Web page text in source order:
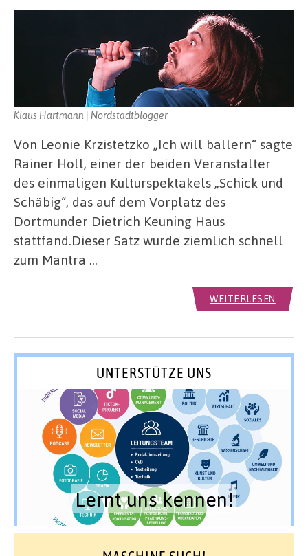
Klaus Hartmann | Nordstadtblogger
Von Leonie Krzistetzko „Ich will ballern“ sagte
Rainer Holl, einer der beiden Veranstalter
des einmaligen Kulturspektakels „Schick und
Schäbig“, das auf dem Vorplatz des
Dortmunder Dietrich Keuning Haus
stattfand.Dieser Satz wurde ziemlich schnell
zum Mantra …
WEITERLESEN
UNTERSTÜTZE UNS
Lernt uns kennen!